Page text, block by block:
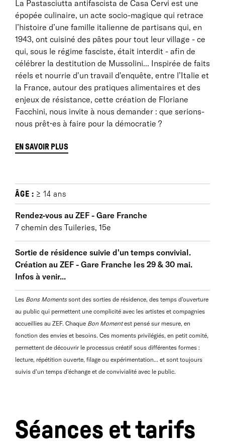
La Pastasciutta antifascista de Casa Cervi est une
épopée culinaire, un acte socio-magique qui retrace
l’histoire d’une famille italienne de partisans qui, en
1943, ont cuisiné des pâtes pour tout leur village - ce
qui, sous le régime fasciste, était interdit - afin de
célébrer la destitution de Mussolini... Inspirée de faits
réels et nourrie d'un travail d'enquête, entre l’Italie et
la France, autour des pratiques alimentaires et des
enjeux de résistance, cette création de Floriane
Facchini, nous invite à nous demander : que serions-
nous prêt•es à faire pour la démocratie ?
EN SAVOIR PLUS
Depuis 2013, les thèmes récurrents du travail de
Floriane Facchinisont la notion de territoire et
d'alimentation. Nourrie par une approche
anthropologique et historique, elle enquête sur les
pratiques culinaires et agricoles et sur comment un
territoire nous nourrit. Au sein de ses créations, la
nourriture est beaucoup plus qu’une expérience
gustative. Elle permet d'aborder de manière inédite
relations et interdépendances aux vivants, le vivre
ensemble, le partage de la terre, la gestion de la
ressource en eau, la géographie.
ÂGE : ≥ 14 ans
Rendez-vous au ZEF - Gare Franche
7 chemin des Tuileries, 15e
Sortie de résidence suivie d'un temps convivial.
Création au ZEF - Gare Franche les 29 & 30 mai.
Infos à venir...
Les Bons Momentssont des sorties de résidence, des temps d'ouverture
au public qui permettent une complicité avec les artistes et compagnies
accueillies au ZEF. Chaque Bon Momentest pensé sur mesure, en
fonction des envies et besoins. Ces moments privilégiés, en petit comité,
permettent de découvrir le processus créatif sous différentes formes :
lecture, répétition ouverte, filage ou expérimentation... et sont toujours
suivis d'un temps d'échange et de convivialité avec le public.
Séances et tarifs